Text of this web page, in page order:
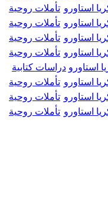
تأملات روحية استاورو
تأملات روحية استاورو
تأملات روحية استاورو
تأملات روحية استاورو
دراسات كتابية استاورو
تأملات روحية استاورو
تأملات روحية استاورو
تأملات روحية استاورو